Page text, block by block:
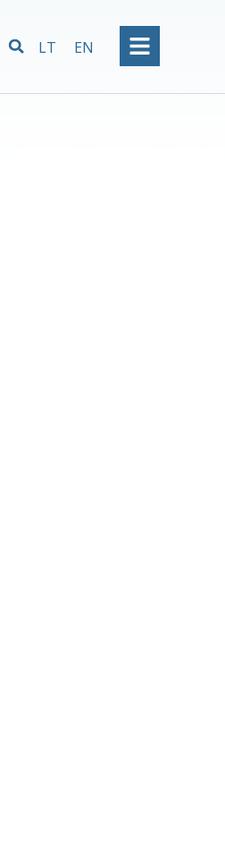
LT EN